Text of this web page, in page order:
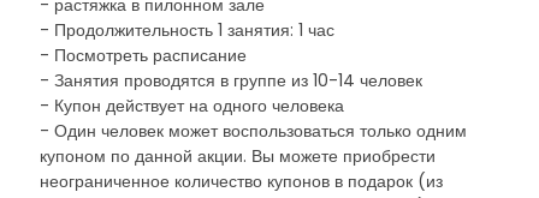
- растяжка в пилонном зале
- Продолжительность 1 занятия: 1 час
- Посмотреть расписание
- Занятия проводятся в группе из 10-14 человек
- Купон действует на одного человека
- Один человек может воспользоваться только одним
купоном по данной акции. Вы можете приобрести
неограниченное количество купонов в подарок (из